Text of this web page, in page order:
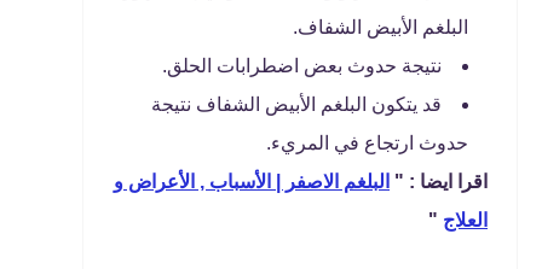
البلغم الأبيض الشفاف.
نتيجة حدوث بعض اضطرابات الحلق.
قد يتكون البلغم الأبيض الشفاف نتيجة
حدوث ارتجاع في المريء.
اقرا ايضا : " البلغم الاصفر | الأسباب , الأعراض و
العلاج "